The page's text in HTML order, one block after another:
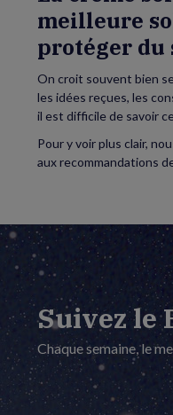
meilleure
protéger du
On croit souvent bien
les idées reçues, les
il est difficile de savoir
Pour y voir plus clair,
aux recommandations
Suivez le
Chaque semaine, le